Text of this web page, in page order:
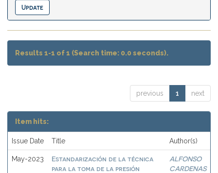
Results 1-1 of 1 (Search time: 0.0 seconds).
previous 1 next
Item hits:
Issue Date Title Author(s)
May-2023
Estandarización de la técnica
para la toma de la presión
ALFONSO
CARDENAS